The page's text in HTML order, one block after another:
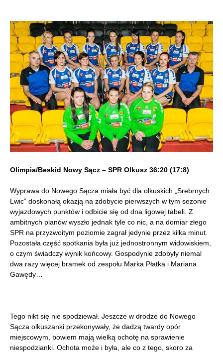
Olimpia/Beskid Nowy Sącz – SPR Olkusz 36:20 (17:8)
Wyprawa do Nowego Sącza miała być dla olkuskich „Srebrnych
Lwic” doskonałą okazją na zdobycie pierwszych w tym sezonie
wyjazdowych punktów i odbicie się od dna ligowej tabeli. Z
ambitnych planów wyszło jednak tyle co nic, a na domiar złego
SPR na przyzwoitym poziomie zagrał jedynie przez kilka minut.
Pozostała część spotkania była już jednostronnym widowiskiem,
o czym świadczy wynik końcowy. Gospodynie zdobyły niemal
dwa razy więcej bramek od zespołu Marka Płatka i Mariana
Gawędy…
Tego nikt się nie spodziewał. Jeszcze w drodze do Nowego
Sącza olkuszanki przekonywały, że dadzą twardy opór
miejscowym, bowiem mają wielką ochotę na sprawienie
niespodzianki. Ochota może i była, ale co z tego, skoro za